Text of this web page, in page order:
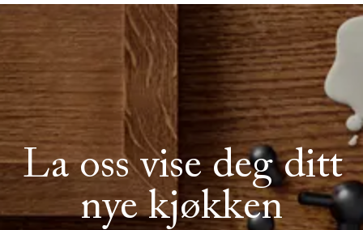
La oss vise deg ditt
nye kjøkken